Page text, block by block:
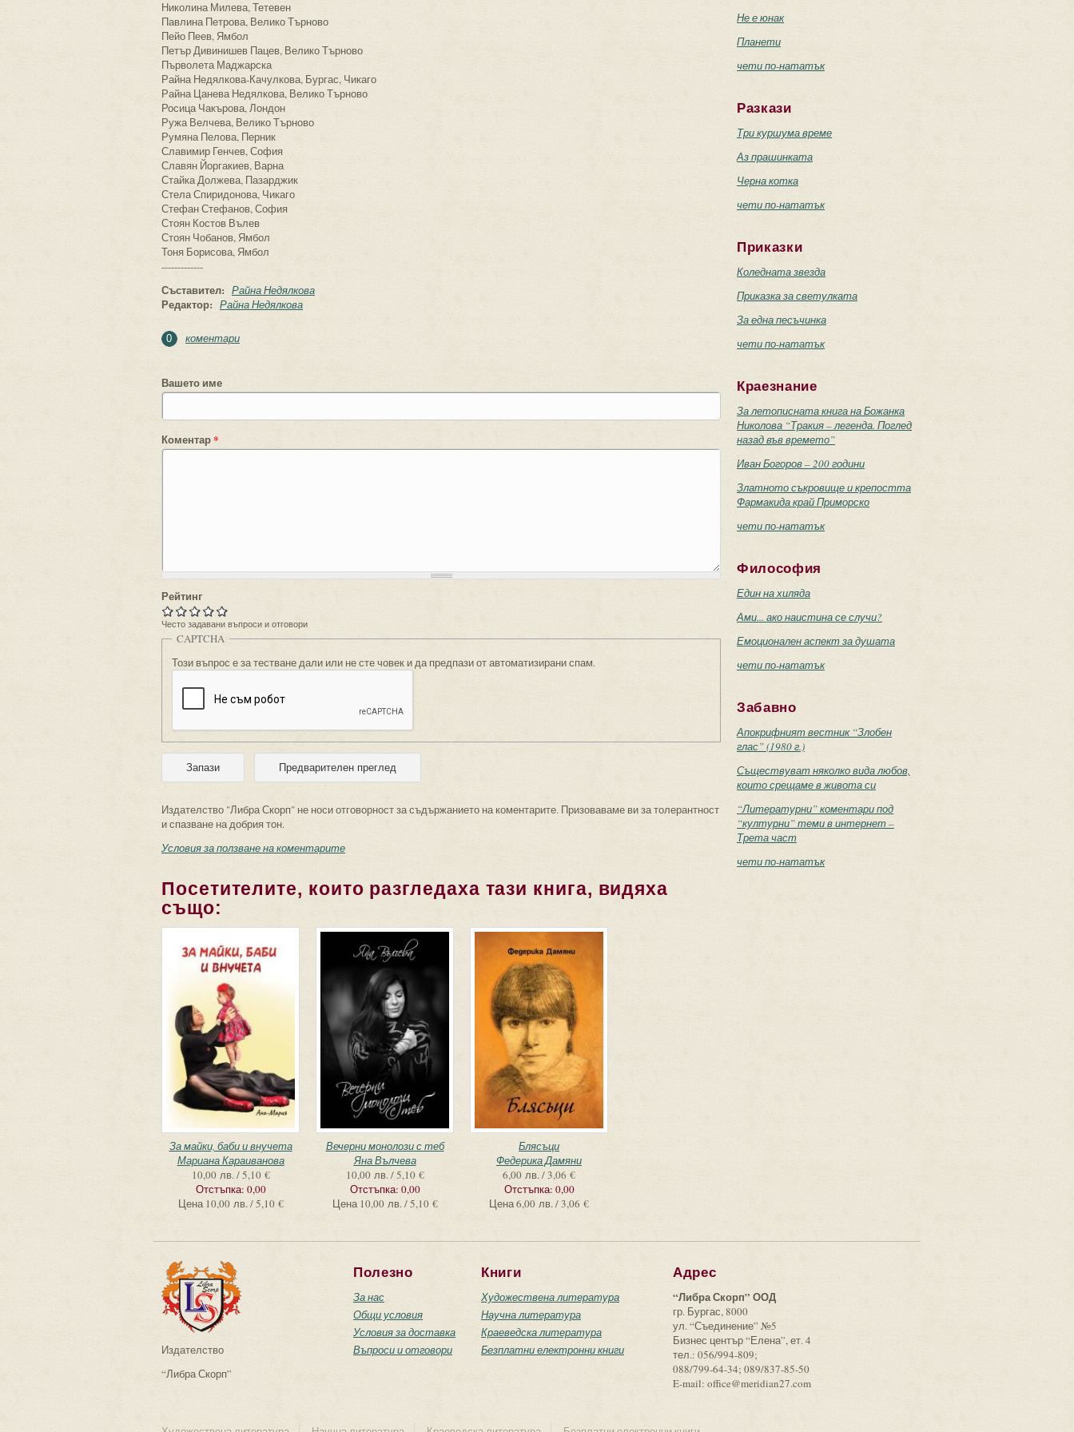
Николина Милева, Тетевен
Павлина Петрова, Велико Търново
Пейо Пеев, Ямбол
Петър Дивинишев Пацев, Велико Търново
Първолета Маджарска
Райна Недялкова-Качулкова, Бургас, Чикаго
Райна Цанева Недялкова, Велико Търново
Росица Чакърова, Лондон
Ружа Велчева, Велико Търново
Румяна Пелова, Перник
Славимир Генчев, София
Славян Йоргакиев, Варна
Стайка Должева, Пазарджик
Стела Спиридонова, Чикаго
Стефан Стефанов, София
Стоян Костов Вълев
Стоян Чобанов, Ямбол
Тоня Борисова, Ямбол
-------------
Съставител: Райна Недялкова
Редактор: Райна Недялкова
0 коментари
Вашето име
Коментар*
Рейтинг
Често задавани въпроси и отговори
CAPTCHA
Този въпрос е за тестване дали или не сте човек и да предпази от автоматизирани спам.
Издателство "Либра Скорп" не носи отговорност за съдържанието на коментарите. Призоваваме ви за толерантност
и спазване на добрия тон.
Условия за ползване на коментарите
Посетителите, които разгледаха тази книга, видяха
също:
За майки, баби и внучета
Мариана Караиванова
10,00 лв. / 5,10 €
Отстъпка: 0,00
Цена 10,00 лв. / 5,10 €
Вечерни монолози с теб
Яна Вълчева
10,00 лв. / 5,10 €
Отстъпка: 0,00
Цена 10,00 лв. / 5,10 €
Блясъци
Федерика Дамяни
6,00 лв. / 3,06 €
Отстъпка: 0,00
Цена6,00 лв. / 3,06 €
Не е юнак
Планети
чети по-нататък
Разкази
Три куршума време
Аз прашинката
Черна котка
чети по-нататък
Приказки
Коледната звезда
Приказка за светулката
За една песъчинка
чети по-нататък
Краезнание
За летописната книга на Божанка
Николова “Тракия – легенда. Поглед
назад във времето”
Иван Богоров – 200 години
Златното съкровище и крепостта
Фармакида край Приморско
чети по-нататък
Философия
Един на хиляда
Ами... ако наистина се случи?
Емоционален аспект за душата
чети по-нататък
Забавно
Апокрифният вестник “Злобен
глас” (1980 г.)
Съществуват няколко вида любов,
които срещаме в живота си
“Литературни” коментари под
“културни” теми в интернет –
Трета част
чети по-нататък
Издателство
“Либра Скорп”
Полезно
За нас
Общи условия
Условия за доставка
Въпроси и отговори
Книги
Художествена литература
Научна литература
Краеведска литература
Безплатни електронни книги
Адрес
“Либра Скорп” ООД
гр. Бургас, 8000
ул. “Съединение” №5
Бизнес център “Елена”, ет. 4
тел.: 056/994-809;
088/799-64-34; 089/837-85-50
E-mail: office@meridian27.com